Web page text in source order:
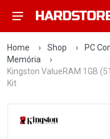
Home › Shop › PC
Memória
›
Kingston ValueRAM 1GB
Kit